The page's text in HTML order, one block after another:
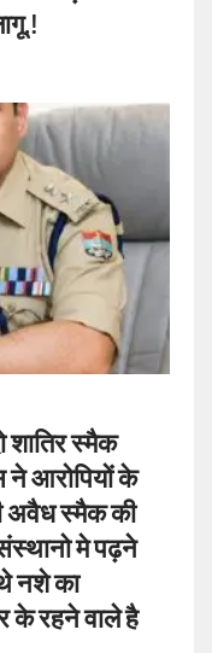
शातिर स्मैक
ने आरोपियों के
अवैध स्मैक की
मे पढ़ने
नशे का
के रहने वाले है